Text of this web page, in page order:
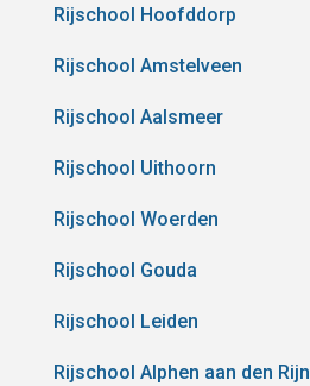
Rijschool Hoofddorp
Rijschool Amstelveen
Rijschool Aalsmeer
Rijschool Uithoorn
Rijschool Woerden
Rijschool Gouda
Rijschool Leiden
Rijschool Alphen aan den Rijn